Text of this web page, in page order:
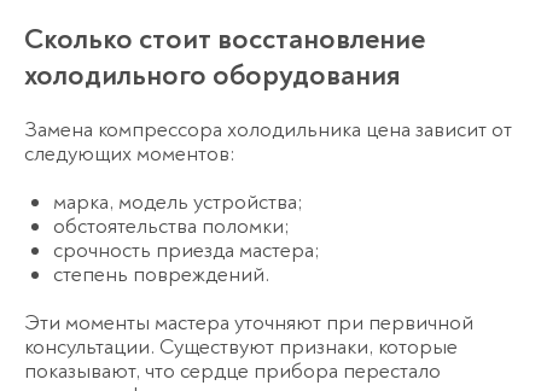
Сколько стоит восстановление
холодильного оборудования
Замена компрессора холодильника цена зависит от
следующих моментов:
марка, модель устройства;
обстоятельства поломки;
срочность приезда мастера;
степень повреждений.
Эти моменты мастера уточняют при первичной
консультации. Существуют признаки, которые
показывают, что сердце прибора перестало